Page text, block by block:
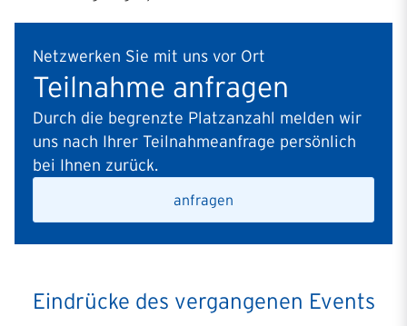
Netzwerken Sie mit uns vor Ort
Teilnahme anfragen
Durch die begrenzte Platzanzahl melden wir
uns nach Ihrer Teilnahmeanfrage persönlich
bei Ihnen zurück.
anfragen
Eindrücke des vergangenen Events